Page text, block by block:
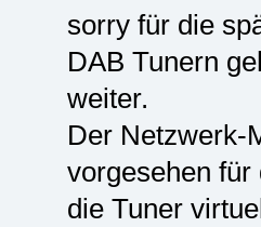
sorry für die
DAB Tunern
weiter.
Der Netzwerk-
vorgesehen
die Tuner